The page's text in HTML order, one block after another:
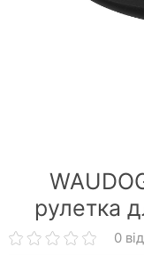
рулетка
0